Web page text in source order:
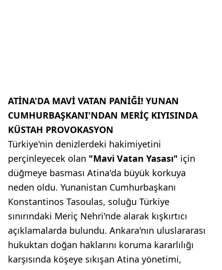
ATİNA'DA MAVİ VATAN PANİĞİ! YUNAN
CUMHURBAŞKANI'NDAN MERİÇ KIYISINDA
KÜSTAH PROVOKASYON
Türkiye'nin denizlerdeki hakimiyetini
perçinleyecek olan "Mavi Vatan Yasası" için
düğmeye basması Atina'da büyük korkuya
neden oldu. Yunanistan Cumhurbaşkanı
Konstantinos Tasoulas, soluğu Türkiye
sınırındaki Meriç Nehri'nde alarak kışkırtıcı
açıklamalarda bulundu. Ankara'nın uluslararası
hukuktan doğan haklarını koruma kararlılığı
karşısında köşeye sıkışan Atina yönetimi,